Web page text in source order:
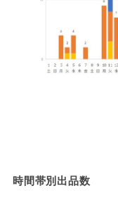
時間帯別出品数